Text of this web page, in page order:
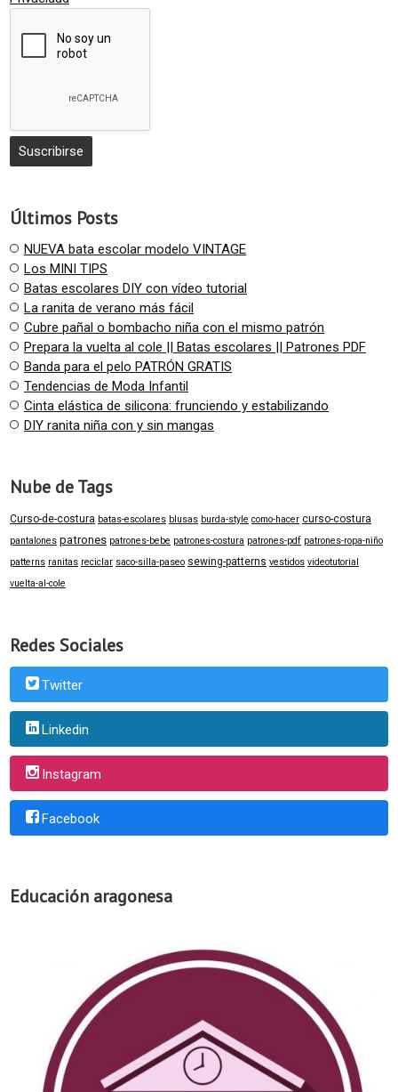
Últimos Posts
NUEVA bata escolar modelo VINTAGE
Los MINI TIPS
Batas escolares DIY con vídeo tutorial
La ranita de verano más fácil
Cubre pañal o bombacho niña con el mismo patrón
Prepara la vuelta al cole || Batas escolares || Patrones PDF
Banda para el pelo PATRÓN GRATIS
Tendencias de Moda Infantil
Cinta elástica de silicona: frunciendo y estabilizando
DIY ranita niña con y sin mangas
Nube de Tags
Curso-de-costura batas-escolares blusas burda-style como-hacer curso-costura
pantalones patrones patrones-bebe patrones-costura patrones-pdf patrones-ropa-niño
patterns ranitas reciclar saco-silla-paseo sewing-patterns vestidos videotutorial
vuelta-al-cole
Redes Sociales
Twitter
Linkedin
Instagram
Facebook
Educación aragonesa